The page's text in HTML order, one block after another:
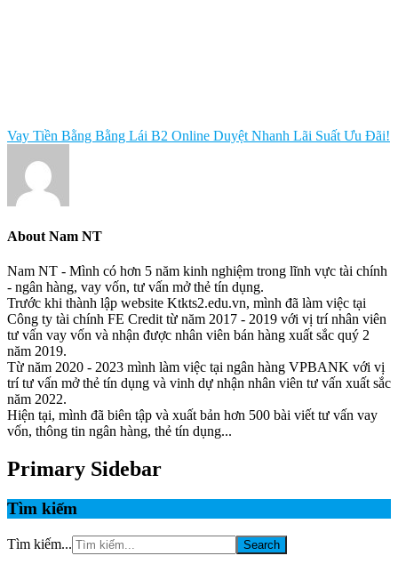
Vay Tiền Bằng Bằng Lái B2 Online Duyệt Nhanh Lãi Suất Ưu Đãi!
About Nam NT
Nam NT - Mình có hơn 5 năm kinh nghiệm trong lĩnh vực tài chính
- ngân hàng, vay vốn, tư vấn mở thẻ tín dụng.
Trước khi thành lập website Ktkts2.edu.vn, mình đã làm việc tại
Công ty tài chính FE Credit từ năm 2017 - 2019 với vị trí nhân viên
tư vấn vay vốn và nhận được nhân viên bán hàng xuất sắc quý 2
năm 2019.
Từ năm 2020 - 2023 mình làm việc tại ngân hàng VPBANK với vị
trí tư vấn mở thẻ tín dụng và vinh dự nhận nhân viên tư vấn xuất sắc
năm 2022.
Hiện tại, mình đã biên tập và xuất bản hơn 500 bài viết tư vấn vay
vốn, thông tin ngân hàng, thẻ tín dụng...
Primary Sidebar
Tìm kiếm
Tìm kiếm...